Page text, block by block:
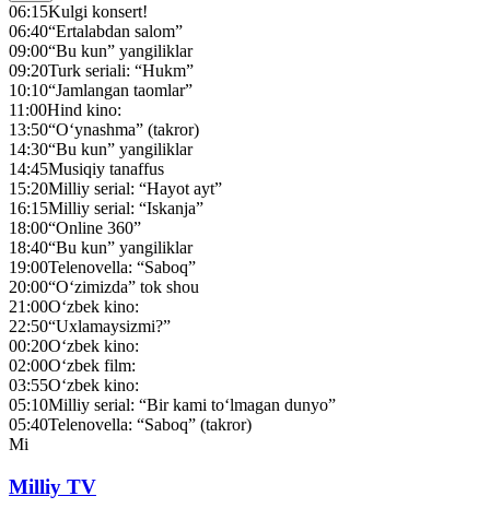
06:15Kulgi konsert!
06:40“Ertalabdan salom”
09:00“Bu kun” yangiliklar
09:20Turk seriali: “Hukm”
10:10“Jamlangan taomlar”
11:00Hind kino:
13:50“O‘ynashma” (takror)
14:30“Bu kun” yangiliklar
14:45Musiqiy tanaffus
15:20Milliy serial: “Hayot ayt”
16:15Milliy serial: “Iskanja”
18:00“Online 360”
18:40“Bu kun” yangiliklar
19:00Telenovella: “Saboq”
20:00“O‘zimizda” tok shou
21:00O‘zbek kino:
22:50“Uxlamaysizmi?”
00:20O‘zbek kino:
02:00O‘zbek film:
03:55O‘zbek kino:
05:10Milliy serial: “Bir kami to‘lmagan dunyo”
05:40Telenovella: “Saboq” (takror)
Mi
Milliy TV